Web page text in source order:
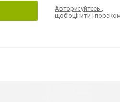
Авторизуйтесь
щоб оцінити і